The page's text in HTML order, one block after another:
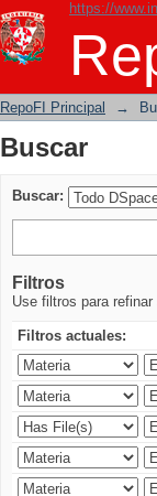
https://
Buscar
RepoFI Principal →
Buscar
Buscar:
Filtros
Use filtros para
Filtros actuales: